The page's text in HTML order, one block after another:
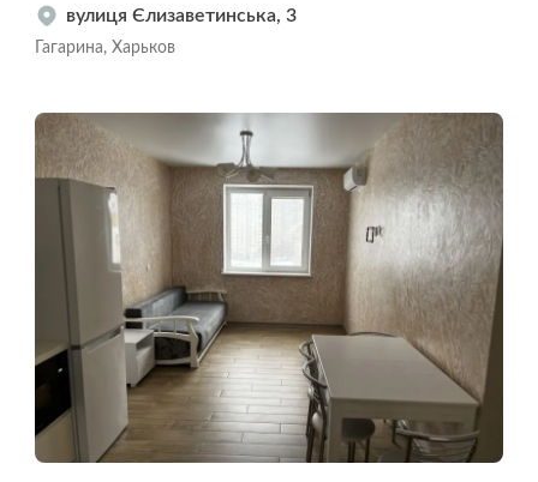
вулиця Єлизаветинська, 3
Гагарина, Харьков